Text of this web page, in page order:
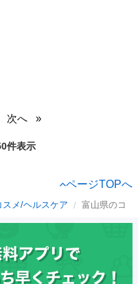
次へ
件表示
ページTOPへ
スメ/ヘルスケア 富山県のコ